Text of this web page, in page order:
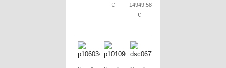
€
14949,58
€